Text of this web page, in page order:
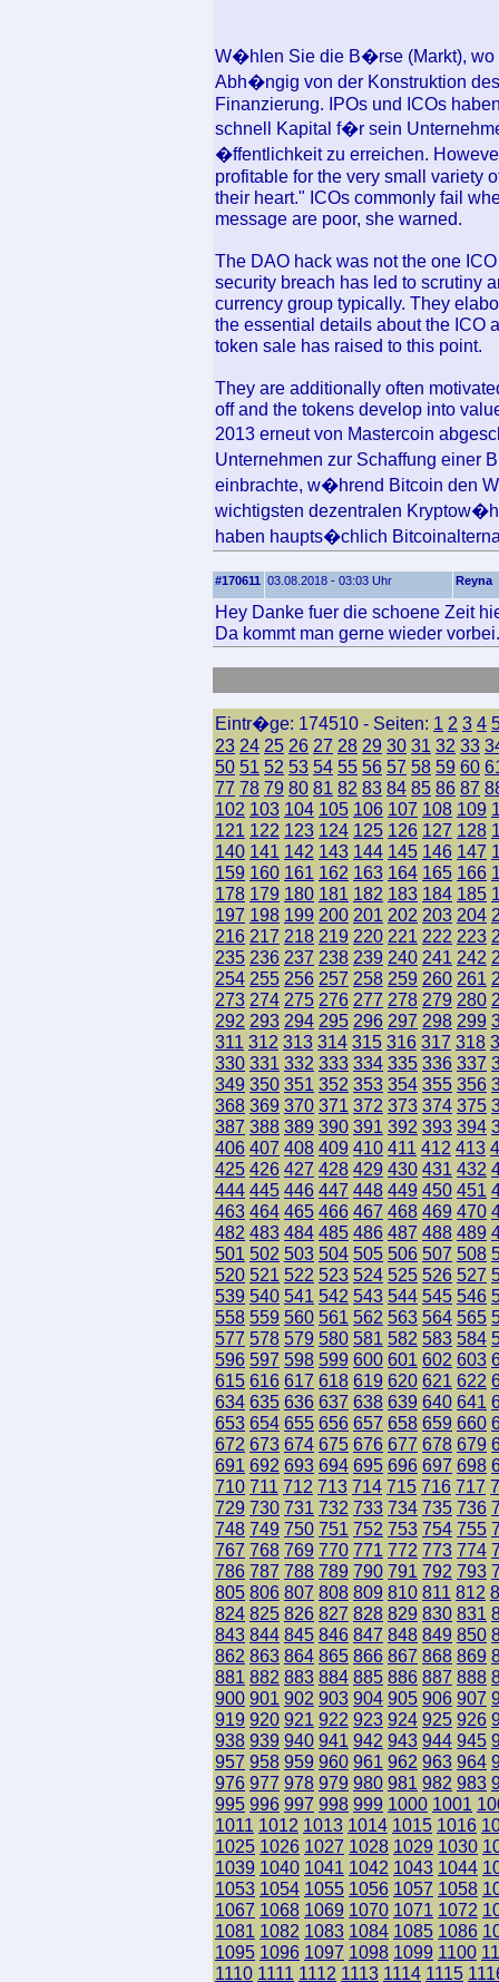
W�hlen Sie die B�rse (Markt), wo
Abh�ngig von der Konstruktion
Finanzierung. IPOs und ICOs
schnell Kapital f�r sein
�ffentlichkeit zu erreichen.
profitable for the very small variety
their heart." ICOs commonly fail
message are poor, she warned.
The DAO hack was not the one
security breach has led to scrutiny
currency group typically. They
the essential details about the ICO
token sale has raised to this point.
They are additionally often
off and the tokens develop into
2013 erneut von Mastercoin
Unternehmen zur Schaffung einer
einbrachte, w�hrend Bitcoin den
wichtigsten dezentralen
haben haupts�chlich
#170611 03.08.2018 - 03:03 Uhr Reyna
Hey Danke fuer die schoene Zeit
Da kommt man gerne wieder vorbei.
Eintr�ge: 174510 - Seiten: 1 2 3 4
23 24 25 26 27 28 29 30 31 32 33
50 51 52 53 54 55 56 57 58 59 60
77 78 79 80 81 82 83 84 85 86 87
102 103 104 105 106 107 108 109
121 122 123 124 125 126 127 128
140 141 142 143 144 145 146 147
159 160 161 162 163 164 165 166
178 179 180 181 182 183 184 185
197 198 199 200 201 202 203 204
216 217 218 219 220 221 222 223
235 236 237 238 239 240 241 242
254 255 256 257 258 259 260 261
273 274 275 276 277 278 279 280
292 293 294 295 296 297 298 299
311 312 313 314 315 316 317 318
330 331 332 333 334 335 336 337
349 350 351 352 353 354 355 356
368 369 370 371 372 373 374 375
387 388 389 390 391 392 393 394
406 407 408 409 410 411 412 413
425 426 427 428 429 430 431 432
444 445 446 447 448 449 450 451
463 464 465 466 467 468 469 470
482 483 484 485 486 487 488 489
501 502 503 504 505 506 507 508
520 521 522 523 524 525 526 527
539 540 541 542 543 544 545 546
558 559 560 561 562 563 564 565
577 578 579 580 581 582 583 584
596 597 598 599 600 601 602 603
615 616 617 618 619 620 621 622
634 635 636 637 638 639 640 641
653 654 655 656 657 658 659 660
672 673 674 675 676 677 678 679
691 692 693 694 695 696 697 698
710 711 712 713 714 715 716 717
729 730 731 732 733 734 735 736
748 749 750 751 752 753 754 755
767 768 769 770 771 772 773 774
786 787 788 789 790 791 792 793
805 806 807 808 809 810 811 812
824 825 826 827 828 829 830 831
843 844 845 846 847 848 849 850
862 863 864 865 866 867 868 869
881 882 883 884 885 886 887 888
900 901 902 903 904 905 906 907
919 920 921 922 923 924 925 926
938 939 940 941 942 943 944 945
957 958 959 960 961 962 963 964
976 977 978 979 980 981 982 983
995 996 997 998 999 1000 1001
1011 1012 1013 1014 1015 1016
1025 1026 1027 1028 1029 1030
1039 1040 1041 1042 1043 1044
1053 1054 1055 1056 1057 1058
1067 1068 1069 1070 1071 1072
1081 1082 1083 1084 1085 1086
1095 1096 1097 1098 1099 1100
1110 1111 1112 1113 1114 1115